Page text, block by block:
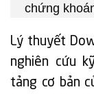
chứng
Lý thuyết
nghiên cứu
tảng cơ bản